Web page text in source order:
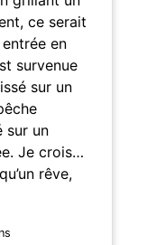
ce serait
en
survenue
sur un
sur un
Je crois…
rêve,